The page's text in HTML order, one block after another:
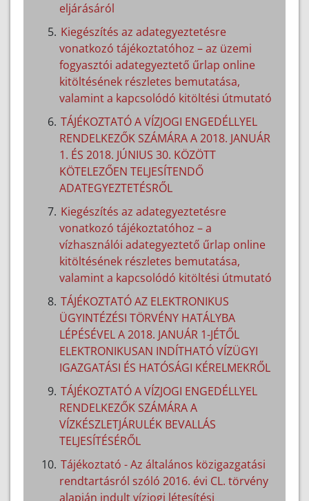
eljárásáról
Kiegészítés az adategyeztetésre
vonatkozó tájékoztatóhoz – az üzemi
fogyasztói adategyeztető űrlap online
kitöltésének részletes bemutatása,
valamint a kapcsolódó kitöltési útmutató
TÁJÉKOZTATÓ A VÍZJOGI ENGEDÉLLYEL
RENDELKEZŐK SZÁMÁRA A 2018. JANUÁR
1. ÉS 2018. JÚNIUS 30. KÖZÖTT
KÖTELEZŐEN TELJESÍTENDŐ
ADATEGYEZTETÉSRŐL
Kiegészítés az adategyeztetésre
vonatkozó tájékoztatóhoz – a
vízhasználói adategyeztető űrlap online
kitöltésének részletes bemutatása,
valamint a kapcsolódó kitöltési útmutató
TÁJÉKOZTATÓ AZ ELEKTRONIKUS
ÜGYINTÉZÉSI TÖRVÉNY HATÁLYBA
LÉPÉSÉVEL A 2018. JANUÁR 1-JÉTŐL
ELEKTRONIKUSAN INDÍTHATÓ VÍZÜGYI
IGAZGATÁSI ÉS HATÓSÁGI KÉRELMEKRŐL
TÁJÉKOZTATÓ A VÍZJOGI ENGEDÉLLYEL
RENDELKEZŐK SZÁMÁRA A
VÍZKÉSZLETJÁRULÉK BEVALLÁS
TELJESÍTÉSÉRŐL
Tájékoztató - Az általános közigazgatási
rendtartásról szóló 2016. évi CL. törvény
alapján indult vízjogi létesítési